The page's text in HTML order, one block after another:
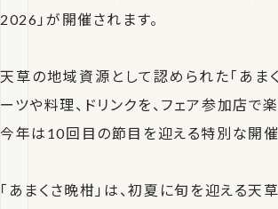
2026」が開催されます。
天草の地域資源として認められた「あま
ーツや料理、ドリンクを、フェア参加店で
今年は10回目の節目を迎える特別な開催
「あまくさ晩柑」は、初夏に旬を迎える